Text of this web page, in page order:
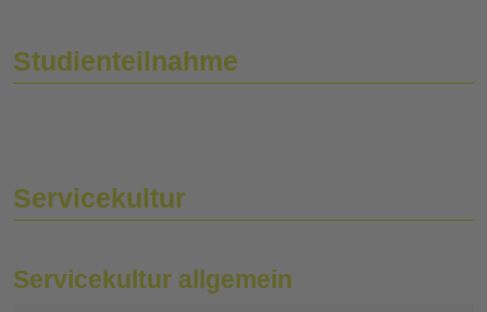
Studienteilnahme
Servicekultur
Servicekultur allgemein